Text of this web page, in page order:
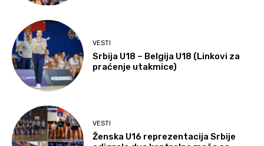
VESTI
Srbija U18 – Belgija U18 (Linkovi za
praćenje utakmice)
VESTI
Ženska U16 reprezentacija Srbije